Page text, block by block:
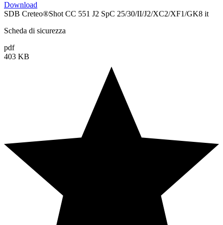
Download
SDB Creteo®Shot CC 551 J2 SpC 25/30/II/J2/XC2/XF1/GK8 it
Scheda di sicurezza
pdf
403 KB